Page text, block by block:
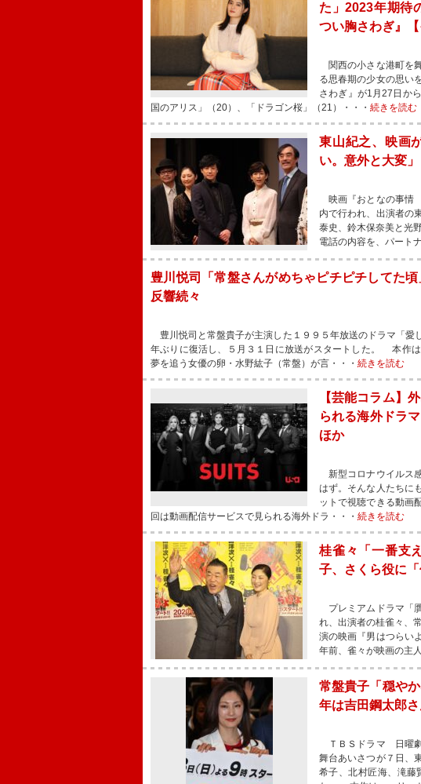
た」2023年期待
つい胸さわぎ』【
関西の小さな港町を
る思春期の少女の思い
さわぎ』が1月27日か
国のアリス」（20）、「ドラゴン桜」（21）・・・ 続きを読む
東山紀之、映画
い。意外と大変」
映画『おとなの事情
内で行われ、出演者の
泰史、鈴木保奈美と光
電話の内容を、パート
豊川悦司「常盤さんがめちゃピチピチしてた
反響続々
豊川悦司と常盤貴子が主演した１９９５年放送のドラマ「愛
年ぶりに復活し、５月３１日に放送がスタートした。 本作は
夢を追う女優の卵・水野紘子（常盤）が言・・・ 続きを読む
【芸能コラム】
られる海外ドラ
ほか
新型コロナウイルス
はず。そんな人たちに
ットで視聴できる動画
回は動画配信サービスで見られる海外ドラ・・・ 続きを読む
桂雀々「一番支
子、さくら役に「
プレミアムドラマ「
れ、出演者の桂雀々、
演の映画『男はつらい
年前、雀々が映画の主
常盤貴子「穏や
年は吉田鋼太郎さ
ＴＢＳドラマ 日曜
舞台あいさつが７日、
希子、北村匠海、滝藤